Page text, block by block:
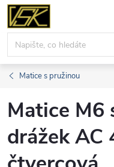
Přejít
obsah
Matice s pružinou
Matice M6
drážek AC